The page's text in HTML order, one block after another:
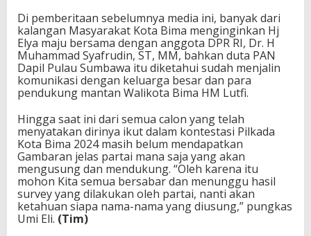
Di pemberitaan sebelumnya media ini, banyak dari
kalangan Masyarakat Kota Bima menginginkan Hj
Elya maju bersama dengan anggota DPR RI, Dr. H
Muhammad Syafrudin, ST, MM, bahkan duta PAN
Dapil Pulau Sumbawa itu diketahui sudah menjalin
komunikasi dengan keluarga besar dan para
pendukung mantan Walikota Bima HM Lutfi.
Hingga saat ini dari semua calon yang telah
menyatakan dirinya ikut dalam kontestasi Pilkada
Kota Bima 2024 masih belum mendapatkan
Gambaran jelas partai mana saja yang akan
mengusung dan mendukung. “Oleh karena itu
mohon Kita semua bersabar dan menunggu hasil
survey yang dilakukan oleh partai, nanti akan
ketahuan siapa nama-nama yang diusung,” pungkas
Umi Eli. (Tim)